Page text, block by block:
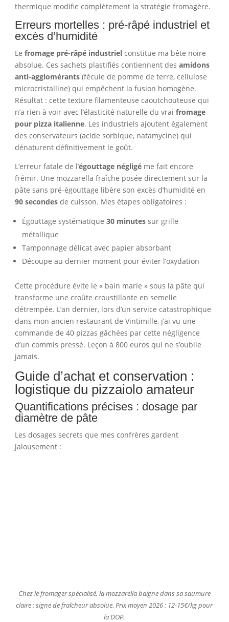
thermique modifie complètement la stratégie fromagère.
Erreurs mortelles : pré-râpé industriel et
excès d’humidité
Le fromage pré-râpé industrielconstitue ma bête noire
absolue. Ces sachets plastifiés contiennent des amidons
anti-agglomérants(fécule de pomme de terre, cellulose
microcristalline) qui empêchent la fusion homogène.
Résultat : cette texture filamenteuse caoutchouteuse qui
n’a rien à voir avec l’élasticité naturelle du vrai fromage
pour pizza italienne. Les industriels ajoutent également
des conservateurs (acide sorbique, natamycine) qui
dénaturent définitivement le goût.
L’erreur fatale de l’égouttage négligéme fait encore
frémir. Une mozzarella fraîche posée directement sur la
pâte sans pré-égouttage libère son excès d’humidité en
90 secondesde cuisson. Mes étapes obligatoires :
Égouttage systématique 30 minutessur grille
métallique
Tamponnage délicat avec papier absorbant
Découpe au dernier moment pour éviter l’oxydation
Cette procédure évite le « bain marie » sous la pâte qui
transforme une croûte croustillante en semelle
détrempée. L’an dernier, lors d’un service catastrophique
dans mon ancien restaurant de Vintimille, j’ai vu une
commande de 40 pizzas gâchées par cette négligence
d’un commis pressé. Leçon à 800 euros qui ne s’oublie
jamais.
Guide d’achat et conservation :
logistique du pizzaiolo amateur
Quantifications précises : dosage par
diamètre de pâte
Les dosages secrets que mes confrères gardent
jalousement :
Chez le fromager spécialisé, la mozzarella baigne dans sa saumure
claire : signe de fraîcheur absolue. Prix moyen 2026 : 12-15€/kg pour
la DOP.